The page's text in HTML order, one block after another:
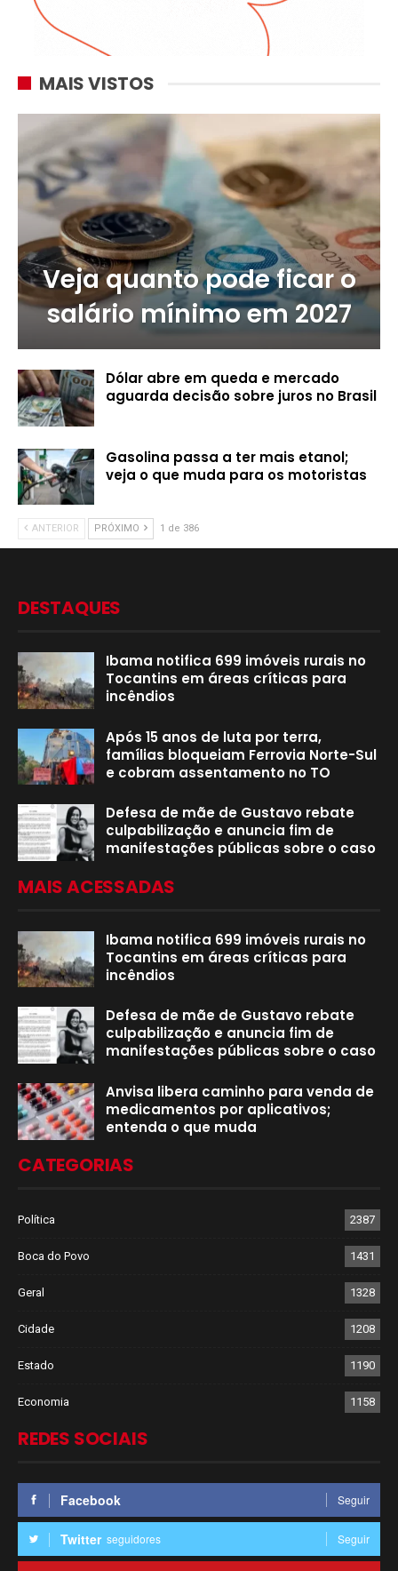
MAIS VISTOS
Veja quanto pode ficar o
salário mínimo em 2027
Dólar abre em queda e mercado
aguarda decisão sobre juros no Brasil
Gasolina passa a ter mais etanol;
veja o que muda para os motoristas
ANTERIOR PRÓXIMO 1 de 386
DESTAQUES
Ibama notifica 699 imóveis rurais no
Tocantins em áreas críticas para
incêndios
Após 15 anos de luta por terra,
famílias bloqueiam Ferrovia Norte-Sul
e cobram assentamento no TO
Defesa de mãe de Gustavo rebate
culpabilização e anuncia fim de
manifestações públicas sobre o caso
MAIS ACESSADAS
Ibama notifica 699 imóveis rurais no
Tocantins em áreas críticas para
incêndios
Defesa de mãe de Gustavo rebate
culpabilização e anuncia fim de
manifestações públicas sobre o caso
Anvisa libera caminho para venda de
medicamentos por aplicativos;
entenda o que muda
CATEGORIAS
Política 2387
Boca do Povo 1431
Geral 1328
Cidade 1208
Estado 1190
Economia 1158
REDES SOCIAIS
Facebook Seguir
Twitter seguidores Seguir